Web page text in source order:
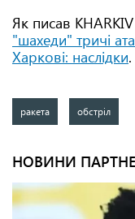
Як писав
"шахеди" тричі
Харкові: наслідки.
ракета обстріл